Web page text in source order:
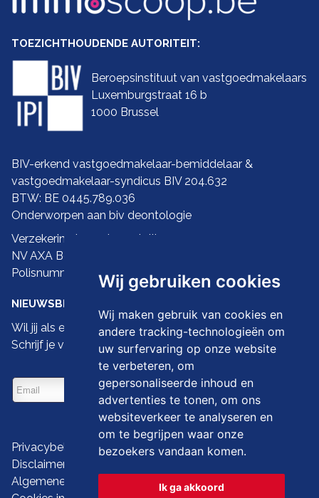
Wij gebruiken cookies
Wij maken gebruik van cookies en
andere tracking-technologieën om
uw surfervaring op onze website
te verbeteren, om
gepersonaliseerde inhoud en
advertenties te tonen, om ons
websiteverkeer te analyseren en
om te begrijpen waar onze
bezoekers vandaan komen.
Ik ga akkoord
TOEZICHTHOUDENDE AUTORITEIT:
Beroepsinstituut van vastgoedmakelaars
Luxemburgstraat 16 b
1000 Brussel
BIV-erkend vastgoedmakelaar-bemiddelaar &
vastgoedmakelaar-syndicus BIV 204.632
BTW: BE 0445.789.036
Onderworpen aan biv deontologie
Verzekering ba en borgstelling:
NV AXA Belgium
Polisnummer 730.390.160
NIEUWSBRIEF
Wil jij als eerste de nieuwste droomwoningen zien?
Schrijf je vandaag dan in op onze nieuwsbrief
Privacybeleid
Disclaimer
Algemene gebruiksvoorwaarden